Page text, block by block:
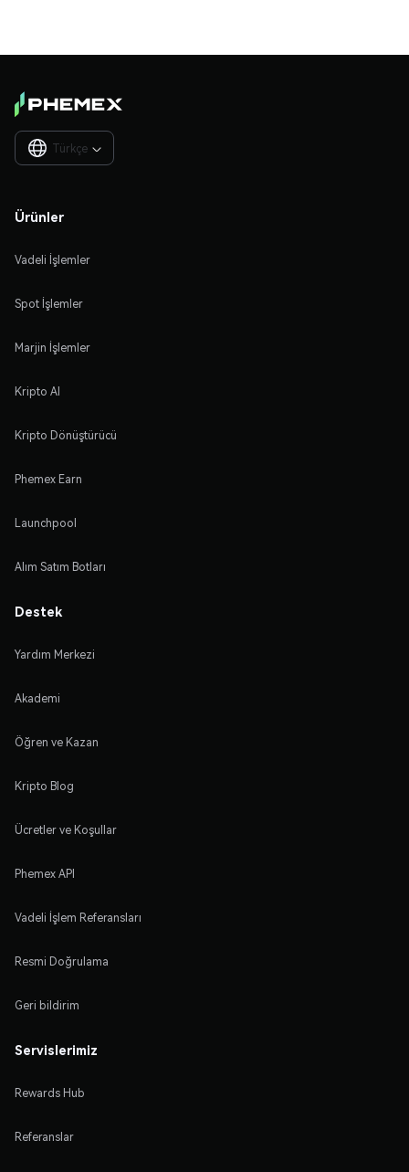
Türkçe 
Ürünler
Vadeli İşlemler
Spot İşlemler
Marjin İşlemler
Kripto Al
Kripto Dönüştürücü
Phemex Earn
Launchpool
Alım Satım Botları
Destek
Yardım Merkezi
Akademi
Öğren ve Kazan
Kripto Blog
Ücretler ve Koşullar
Phemex API
Vadeli İşlem Referansları
Resmi Doğrulama
Geri bildirim
Servislerimiz
Rewards Hub
Referanslar